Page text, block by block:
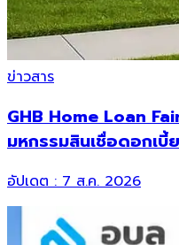
ข่าวสาร
GHB Home Loan
มหกรรมสินเชื่อดอกเบี้
อัปเดต :7 ส.ค. 2026